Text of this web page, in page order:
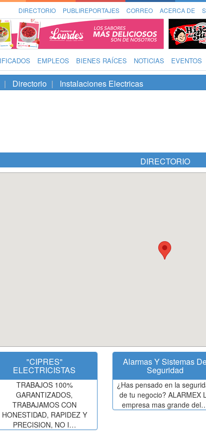
DIRECTORIO PUBLIREPORTAJES CORREO ACERCA DE
EMPLEOS BIENES RAÍCES NOTICIAS EVENTOS
Directorio Instalaciones Electricas
DIRECTORIO
"CIPRES"
ELECTRICISTAS
TRABAJOS 100%
GARANTIZADOS,
TRABAJAMOS CON
HONESTIDAD, RAPIDEZ Y
PRECISION, NO I…
Alarmas Y Sistemas
Seguridad
¿Has pensado en la
de tu negocio? ALARMEX
empresa mas grande